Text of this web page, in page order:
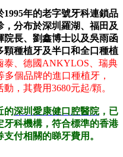
年的老字號牙科連鎖品
分布於深圳羅湖、福田及
長、劉鑫博士以及吳雨函
種植牙及半口和全口種植
泰、德國ANKYLOS、瑞典
個品牌的進口種植牙，
，其費用3680元起/顆。
的深圳愛康健口腔醫院，已
牙科機構，符合標準的香港
付相關的睇牙費用。